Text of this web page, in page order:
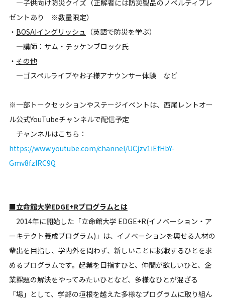
―子供向け防災クイズ（正解者には防災製品のノベルティプレ
ゼントあり ※数量限定）
・ BOSAIイングリッシュ （英語で防災を学ぶ）
―講師：サム・テッケンブロック氏
・ その他
―ゴスペルライブやお子様アナウンサー体験 など
※一部トークセッションやステージイベントは、西尾レントオー
ル公式YouTubeチャンネルで配信予定
チャンネルはこちら：
https://www.youtube.com/channel/UCjzv1iEfHbY-
Gmv8fzlRC9Q
■立命館大学EDGE+Rプログラムとは
2014年に開始した「立命館大学 EDGE+R(イノベーション・ア
ーキテクト養成プログラム)」は、イノベーションを興せる人材の
輩出を目指し、学内外を問わず、新しいことに挑戦するひとを求
めるプログラムです。起業を目指すひと、仲間が欲しいひと、企
業課題の解決をやってみたいひとなど、多様なひとが混ざる
「場」として、学部の垣根を越えた多様なプログラムに取り組ん